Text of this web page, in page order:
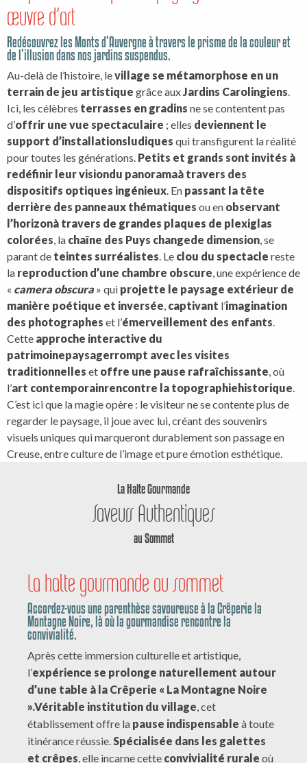
œuvre d’art
Redécouvrez les Monts d’Auvergne à travers le prisme de la couleur et
de l’illusion dans nos jardins suspendus.
Au-delà de l’histoire, levillage se métamorphose en un
terrain de jeu artistique grâce auxJardins Carolingiens.
Ici, les célèbres terrasses en gradins ne se contentent pas
d’offrir une vue spectaculaire ; elles deviennent le
support d’installations ludiques qui transfigurent la réalité
pour toutes les générations. Petits et grands sont invités à
redéfinir leur visiondu panoramaà travers des
dispositifs optiques ingénieux. En passant la tête
derrière des panneaux thématiques ou en observant
l’horizonà travers de grandes plaques de plexiglas
colorées, la chaîne des Puys changede dimension, se
parant de teintes surréalistes. Le clou du spectacle reste
la reproduction d’une chambre obscure, une expérience de
« camera obscura» qui projette le paysage extérieur de
manière poétique et inversée, captivant l’imagination
des photographes et l’émerveillement des enfants.
Cette approche interactive du
patrimoinepaysagerrompt avec les visites
traditionnelles et offre une pause rafraîchissante, où
l’art contemporainrencontre la topographie historique.
C’est ici que la magie opère : le visiteur ne se contente plus de
regarder le paysage, il joue avec lui, créant des souvenirs
visuels uniques qui marqueront durablement son passage en
Creuse, entre culture de l’image et pure émotion esthétique.
La Halte Gourmande
Saveurs Authentiques
au Sommet
La halte gourmande au sommet
Accordez-vous une parenthèse savoureuse à la Crêperie la
Montagne Noire, là où la gourmandise rencontre la
convivialité.
Après cette immersion culturelle et artistique,
l’expérience se prolonge naturellement autour
d’une table à la Crêperie « La Montagne Noire
».Véritable institution du village, cet
établissement offre la pause indispensable à toute
itinérance réussie.Spécialisée dans les galettes
et crêpes, elle incarne cette convivialité rurale où